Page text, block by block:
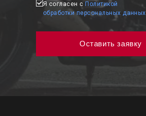
Я согласен с Политикой
обработки персональных данных